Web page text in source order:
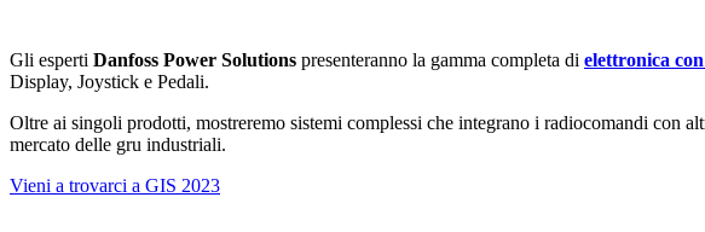
Gli esperti Danfoss Power Solutions presenteranno la gamma completa di elettronica
Display, Joystick e Pedali.
Oltre ai singoli prodotti, mostreremo sistemi complessi che integrano i radiocomandi con
mercato delle gru industriali.
Vieni a trovarci a GIS 2023